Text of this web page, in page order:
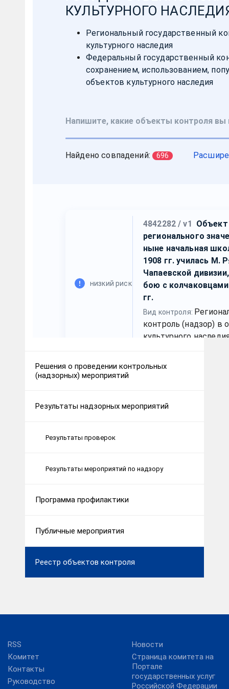
Решения о проведении контрольных
(надзорных) мероприятий
Результаты надзорных мероприятий
Результаты проверок
Результаты мероприятий по надзору
Программа профилактики
Публичные мероприятия
Реестр объектов контроля
RSS
Комитет
Контакты
Руководство
Новости
Страница комитета на
Портале
государственных услуг
Российской Федерации